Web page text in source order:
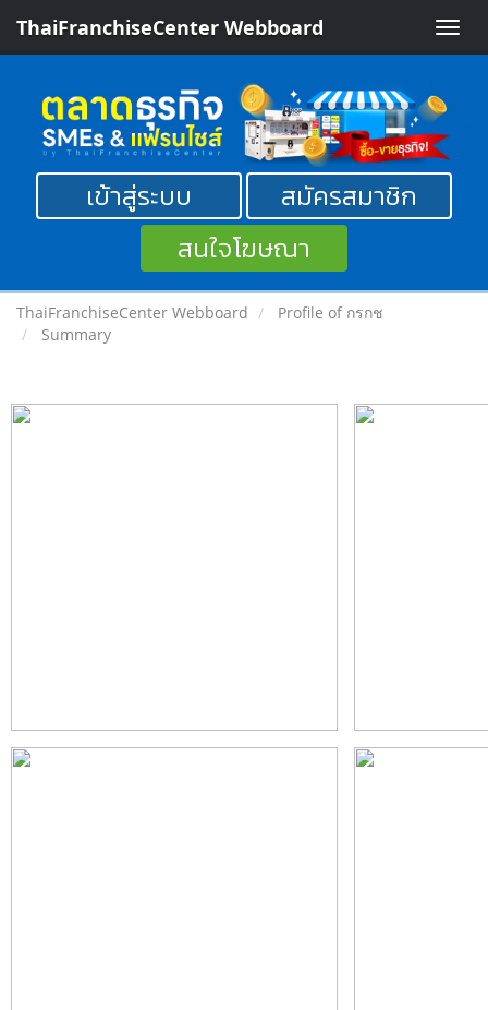
Toggle
ThaiFranchiseCenter Webboard
เข้าสู่ระบบ
สมัครสมาชิก
สนใจโฆษณา
ThaiFranchiseCenter Webboard
Profile of กรกช
Summary